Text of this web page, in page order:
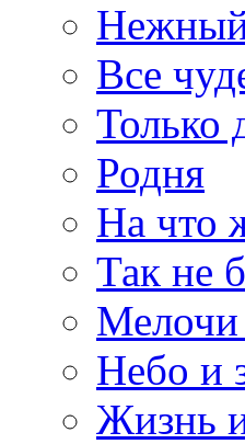
Нежный
Все
Только
Родня
На что
Так не
Небо и
Жизнь